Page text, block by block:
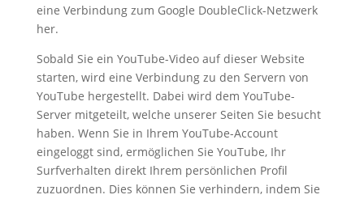
eine Verbindung zum Google DoubleClick-Netzwerk
her.
Sobald Sie ein YouTube-Video auf dieser Website
starten, wird eine Verbindung zu den Servern von
YouTube hergestellt. Dabei wird dem YouTube-
Server mitgeteilt, welche unserer Seiten Sie besucht
haben. Wenn Sie in Ihrem YouTube-Account
eingeloggt sind, ermöglichen Sie YouTube, Ihr
Surfverhalten direkt Ihrem persönlichen Profil
zuzuordnen. Dies können Sie verhindern, indem Sie